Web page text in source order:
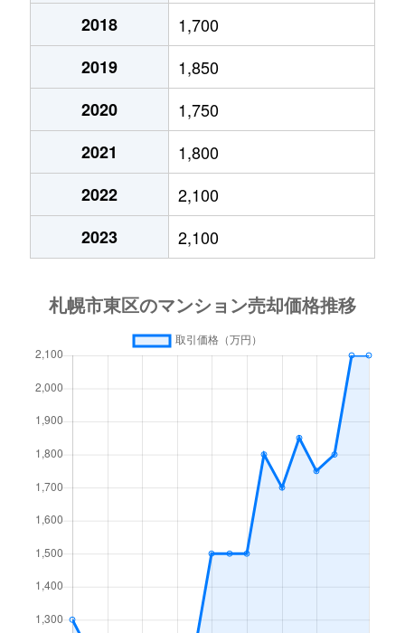
北１２条東
2,300万円
北１３条東
3,800万円
北１３条東
2,100万円
北１４条東
1,700万円
北１５条東
2,100万円
北１５条東
3,000万円
北１７条東
環状通東
2,700万円 環状通東
北１８条東
北１９条東
350万円 北18条
北１９条東
北18条
北18条
北２０条東
2,200万円 北18条
北２０条東
1,600万円
2018
1,700
2019
1,850
2020
1,750
2021
1,800
2022
2,100
2023
2,100